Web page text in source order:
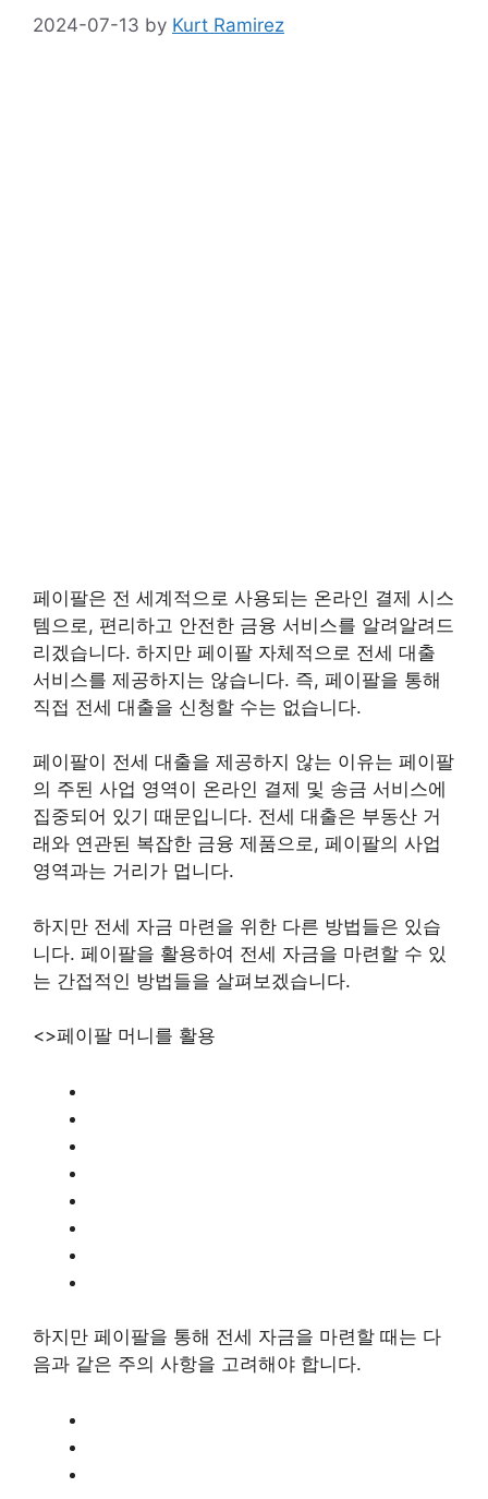
2024-07-13 by Kurt Ramirez
페이팔은 전 세계적으로 사용되는 온라인 결제 시스
템으로, 편리하고 안전한 금융 서비스를 알려알려드
리겠습니다. 하지만 페이팔 자체적으로 전세 대출
서비스를 제공하지는 않습니다. 즉, 페이팔을 통해
직접 전세 대출을 신청할 수는 없습니다.
페이팔이 전세 대출을 제공하지 않는 이유는 페이팔
의 주된 사업 영역이 온라인 결제 및 송금 서비스에
집중되어 있기 때문입니다. 전세 대출은 부동산 거
래와 연관된 복잡한 금융 제품으로, 페이팔의 사업
영역과는 거리가 멉니다.
하지만 전세 자금 마련을 위한 다른 방법들은 있습
니다. 페이팔을 활용하여 전세 자금을 마련할 수 있
는 간접적인 방법들을 살펴보겠습니다.
<>페이팔 머니를 활용
하지만 페이팔을 통해 전세 자금을 마련할 때는 다
음과 같은 주의 사항을 고려해야 합니다.